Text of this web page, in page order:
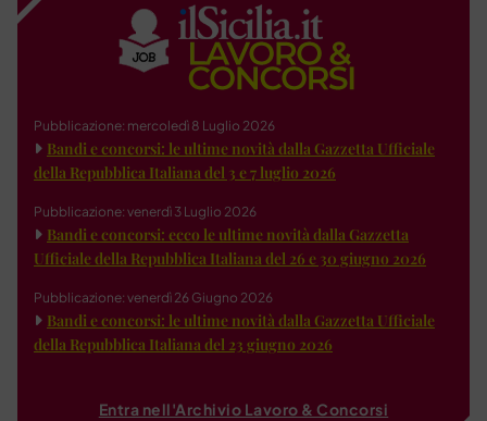
Pubblicazione: mercoledì 8 Luglio 2026
Bandi e concorsi: le ultime novità dalla Gazzetta Ufficiale
della Repubblica Italiana del 3 e 7 luglio 2026
Pubblicazione: venerdì 3 Luglio 2026
Bandi e concorsi: ecco le ultime novità dalla Gazzetta
Ufficiale della Repubblica Italiana del 26 e 30 giugno 2026
Pubblicazione: venerdì 26 Giugno 2026
Bandi e concorsi: le ultime novità dalla Gazzetta Ufficiale
della Repubblica Italiana del 23 giugno 2026
Entra nell'Archivio Lavoro & Concorsi